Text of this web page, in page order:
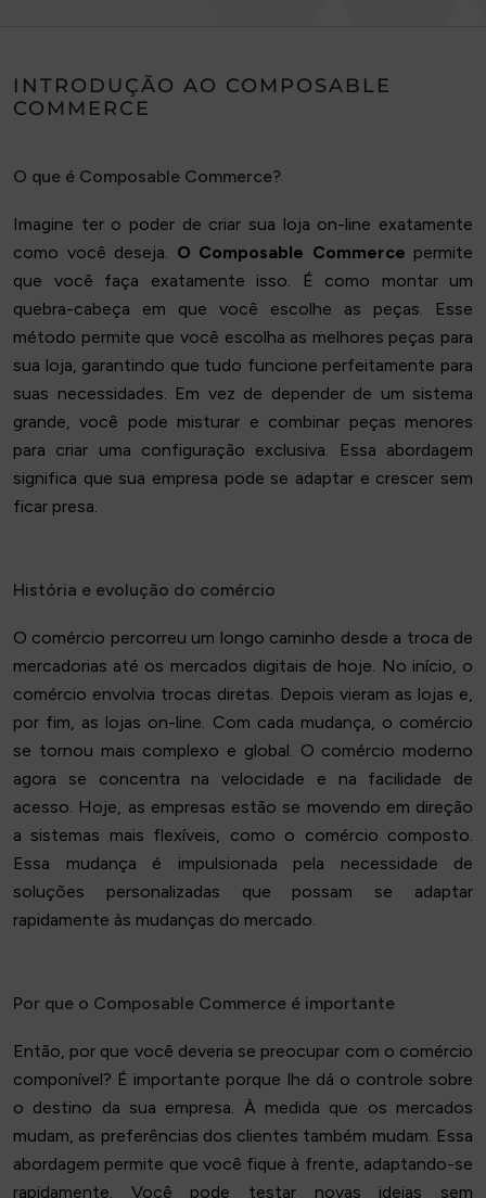
INTRODUÇÃO AO COMPOSABLE
COMMERCE
O que é Composable Commerce?
Imagine ter o poder de criar sua loja on-line exatamente
como você deseja. O Composable Commerce permite
que você faça exatamente isso. É como montar um
quebra-cabeça em que você escolhe as peças. Esse
método permite que você escolha as melhores peças para
sua loja, garantindo que tudo funcione perfeitamente para
suas necessidades. Em vez de depender de um sistema
grande, você pode misturar e combinar peças menores
para criar uma configuração exclusiva. Essa abordagem
significa que sua empresa pode se adaptar e crescer sem
ficar presa.
História e evolução do comércio
O comércio percorreu um longo caminho desde a troca de
mercadorias até os mercados digitais de hoje. No início, o
comércio envolvia trocas diretas. Depois vieram as lojas e,
por fim, as lojas on-line. Com cada mudança, o comércio
se tornou mais complexo e global. O comércio moderno
agora se concentra na velocidade e na facilidade de
acesso. Hoje, as empresas estão se movendo em direção
a sistemas mais flexíveis, como o comércio composto.
Essa mudança é impulsionada pela necessidade de
soluções personalizadas que possam se adaptar
rapidamente às mudanças do mercado.
Por que o Composable Commerce é importante
Então, por que você deveria se preocupar com o comércio
componível? É importante porque lhe dá o controle sobre
o destino da sua empresa. À medida que os mercados
mudam, as preferências dos clientes também mudam. Essa
abordagem permite que você fique à frente, adaptando-se
rapidamente. Você pode testar novas ideias sem